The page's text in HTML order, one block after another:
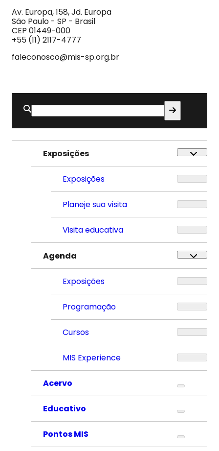
Imagem
e
do
Som
Av. Europa, 158, Jd. Europa
São Paulo - SP - Brasil
CEP 01449-000
+55 (11) 2117-4777
faleconosco@mis-sp.org.br
Buscar
por:
Exposições
Exposições
Planeje sua visita
Visita educativa
Agenda
Exposições
Programação
Cursos
MIS Experience
Acervo
Educativo
Pontos MIS